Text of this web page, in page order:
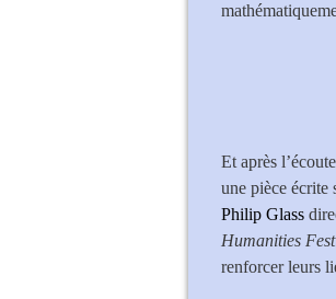
Et après
une pièce écrite
Philip Glass
Humanities
renforcer leurs